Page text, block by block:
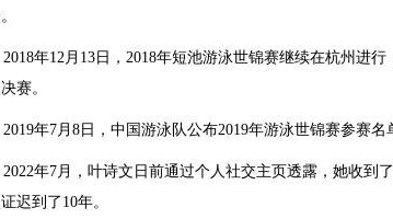
2018年12月13日，2018年短池游泳世锦赛继续在杭州进
赛。
2019年7月8日，中国游泳队公布2019年游泳世锦赛参赛名
2022年7月，叶诗文日前通过个人社交主页透露，她收到
迟到了10年。